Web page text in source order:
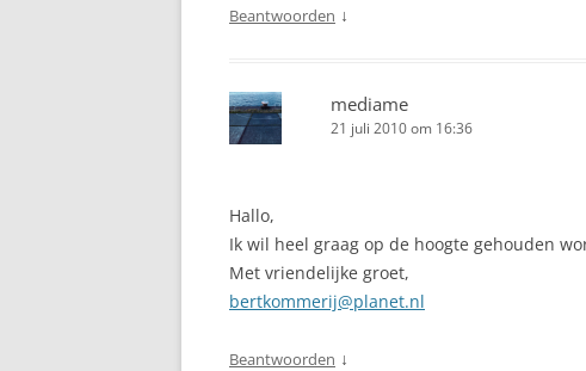
Beantwoorden ↓
mediame
21 juli 2010 om 16:36
Hallo,
Ik wil heel graag op de hoogte gehouden
Met vriendelijke groet,
bertkommerij@planet.nl
Beantwoorden ↓